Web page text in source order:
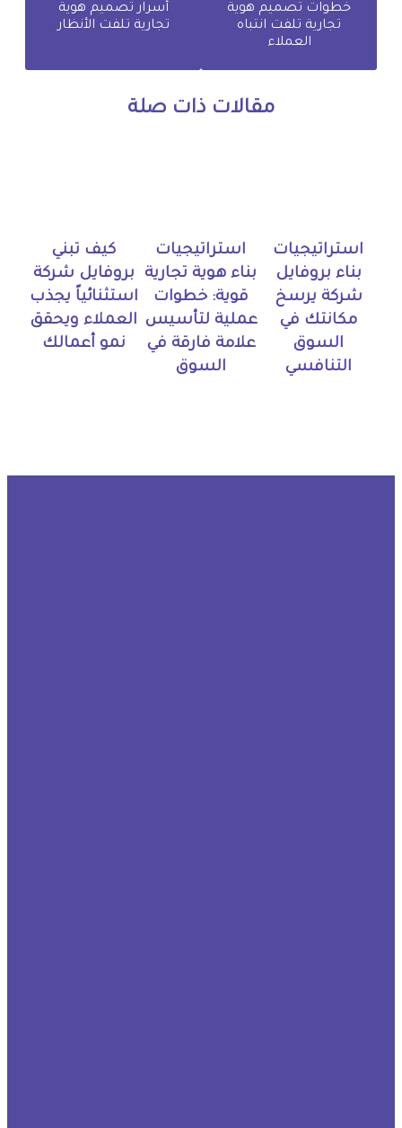
خطوات تصميم هوية
تجارية تلفت انتباه
العملاء
أسرار تصميم هوية
تجارية تلفت الأنظار
مقالات ذات صلة
استراتيجيات
بناء بروفايل
شركة يرسخ
مكانتك في
السوق
التنافسي
استراتيجيات
بناء هوية تجارية
قوية: خطوات
عملية لتأسيس
علامة فارقة في
السوق
كيف تبني
بروفايل شركة
استثنائياً يجذب
العملاء ويحقق
نمو أعمالك